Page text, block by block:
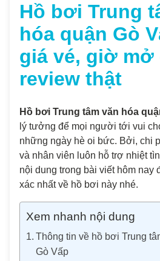
Hồ bơi Trung
hóa quận Gò
giá vé, giờ mở
review thật
Hồ bơi Trung tâm văn hóa
lý tưởng để mọi người tới vui
những ngày hè oi bức. Bởi, chi
và nhân viên luôn hỗ trợ nhiệt
nội dung trong bài viết hôm nay
xác nhất về hồ bơi này nhé.
Xem nhanh nội dung
Thông tin về hồ bơi Trung
Gò Vấp